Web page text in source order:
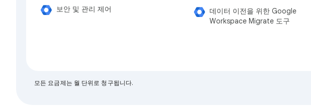
보안 및 관리 제어
데이터 이전을 위한 Google
Workspace Migrate 도구
모든 요금제는 월 단위로 청구됩니다.